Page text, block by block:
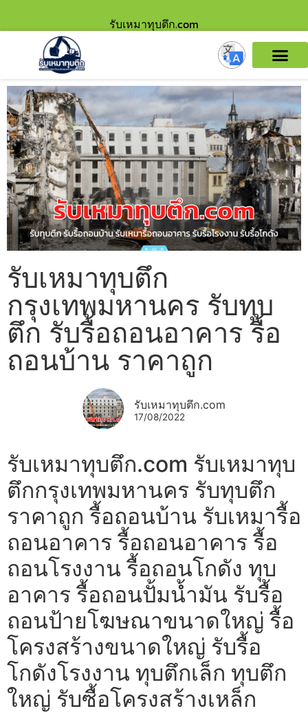
รับเหมาทุบตึก.com
รับเหมาทุบตึก
กรุงเทพมหานคร รับทุบ
ตึก รับรื้อถอนอาคาร รื้อ
ถอนบ้าน ราคาถูก
รับเหมาทุบตึก.com
17/08/2022
รับเหมาทุบตึก.com รับเหมาทุบ
ตึกกรุงเทพมหานคร รับทุบตึก
ราคาถูก รื้อถอนบ้าน รับเหมารื้อ
ถอนอาคาร รื้อถอนอาคาร รื้อ
ถอนโรงงาน รื้อถอนโกดัง ทุบ
อาคาร รื้อถอนปั้มน้ำมัน รับรื้อ
ถอนป้ายโฆษณาขนาดใหญ่ รื้อ
โครงสร้างขนาดใหญ่ รับรื้อ
โกดังโรงงาน ทุบตึกเล็ก ทุบตึก
ใหญ่ รับซื้อโครงสร้างเหล็ก